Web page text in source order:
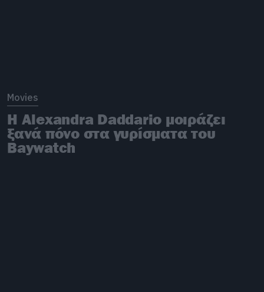
Movies
Η Alexandra Daddario μοιράζει
ξανά πόνο στα γυρίσματα του
Baywatch